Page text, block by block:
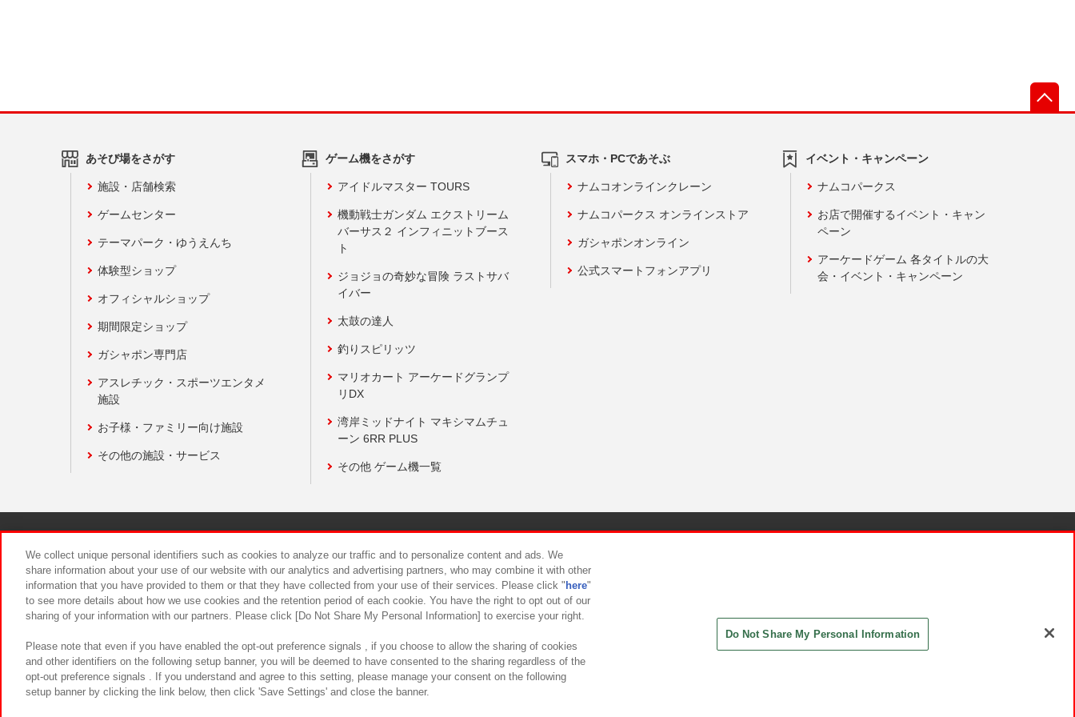
あそび場をさがす
施設・店舗検索
ゲームセンター
テーマパーク・ゆうえんち
体験型ショップ
オフィシャルショップ
期間限定ショップ
ガシャポン専門店
アスレチック・スポーツエンタメ
施設
お子様・ファミリー向け施設
その他の施設・サービス
ゲーム機をさがす
アイドルマスター TOURS
機動戦士ガンダム エクストリーム
バーサス２ インフィニットブース
ト
ジョジョの奇妙な冒険 ラストサバ
イバー
太鼓の達人
釣りスピリッツ
マリオカート アーケードグランプ
リDX
湾岸ミッドナイト マキシマムチュ
ーン 6RR PLUS
その他 ゲーム機一覧
スマホ・PCであそぶ
ナムコオンラインクレーン
ナムコパークス オンラインストア
ガシャポンオンライン
公式スマートフォンアプリ
イベント・キャンペーン
ナムコパークス
お店で開催するイベント・キャン
ペーン
アーケードゲーム 各タイトルの大
会・イベント・キャンペーン
食品のご提供について カスタマーハラスメント対応方針
We collect unique personal identifiers such as cookies to analyze our traffic and to personalize content and ads. We
share information about your use of our website with our analytics and advertising partners, who may combine it with other
information that you have provided to them or that they have collected from your use of their services. Please click " here"
to see more details about how we use cookies and the retention period of each cookie. You have the right to opt out of our
sharing of your information with our partners. Please click [Do Not Share My Personal Information] to exercise your right.
Please note that even if you have enabled the opt-out preference signals , if you choose to allow the sharing of cookies
and other identifiers on the following setup banner, you will be deemed to have consented to the sharing regardless of the
opt-out preference signals . If you understand and agree to this setting, please manage your consent on the following
setup banner by clicking the link below, then click 'Save Settings' and close the banner.
Do Not Share My Personal Information